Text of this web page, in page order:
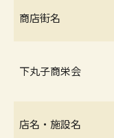
商店街名
下丸子商栄会
店名・施設名